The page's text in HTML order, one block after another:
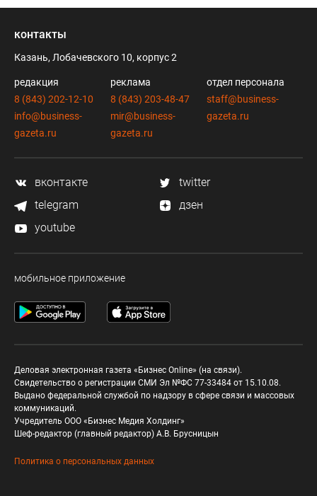
контакты
Казань, Лобачевского 10, корпус 2
редакция
8 (843) 202-12-10
info@business-
gazeta.ru
реклама
8 (843) 203-48-47
mir@business-
gazeta.ru
отдел персонала
staff@business-
gazeta.ru
вконтакте
twitter
telegram
дзен
youtube
мобильное приложение
Деловая электронная газета «Бизнес Online» (на связи).
Свидетельство о регистрации СМИ Эл №ФС 77-33484 от 15.10.08.
Выдано федеральной службой по надзору в сфере связи и массовых
коммуникаций.
Учредитель ООО «Бизнес Медия Холдинг»
Шеф-редактор (главный редактор) А.В. Брусницын
Политика о персональных данных